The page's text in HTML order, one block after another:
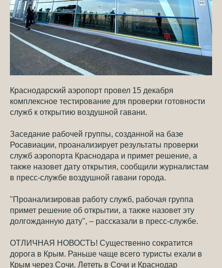
Краснодарский аэропорт провел 15 декабря
комплексное тестирование для проверки готовности
служб к открытию воздушной гавани.
Заседание рабочей группы, созданной на базе
Росавиации, проанализирует результаты проверки
служб аэропорта Краснодара и примет решение, а
также назовет дату открытия, сообщили журналистам
в пресс-службе воздушной гавани города.
"Проанализировав работу служб, рабочая группа
примет решение об открытии, а также назовет эту
долгожданную дату", – рассказали в пресс-службе.
ОТЛИЧНАЯ НОВОСТЬ! Существенно сократится
дорога в Крым. Раньше чаще всего туристы ехали в
Крым через Сочи. Лететь в Сочи и Краснодар